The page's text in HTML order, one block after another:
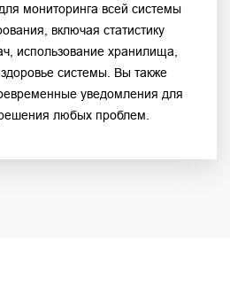
мониторинга всей системы
включая статистику
использование хранилища,
системы. Вы также
уведомления для
любых проблем.